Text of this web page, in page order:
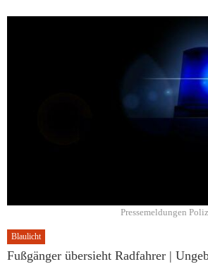
Pressemeldungen
Blaulicht
Fußgänger übersieht Radfahrer |